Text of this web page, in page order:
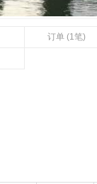
订单 (1笔)